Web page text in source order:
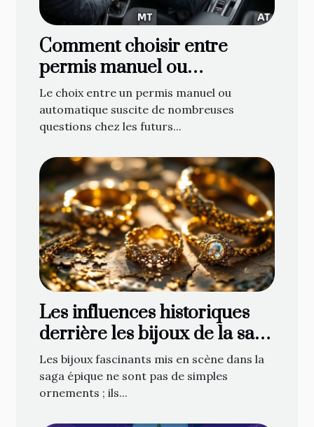
Comment choisir entre
permis manuel ou
automatique ?
Le choix entre un permis manuel ou
automatique suscite de nombreuses
questions chez les futurs...
Les influences historiques
derrière les bijoux de la saga
épique
Les bijoux fascinants mis en scène dans la
saga épique ne sont pas de simples
ornements ; ils...